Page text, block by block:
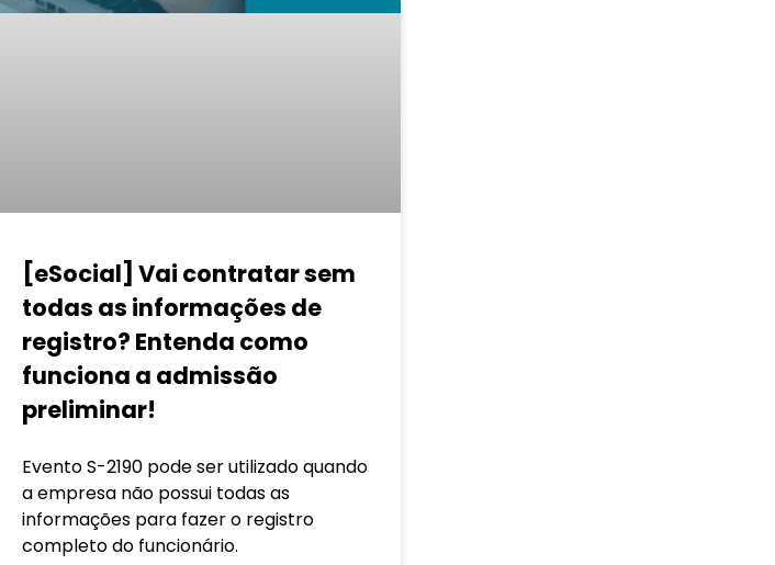
[eSocial] Vai contratar sem
todas as informações de
registro? Entenda como
funciona a admissão
preliminar!
Evento S-2190 pode ser utilizado quando
a empresa não possui todas as
informações para fazer o registro
completo do funcionário.